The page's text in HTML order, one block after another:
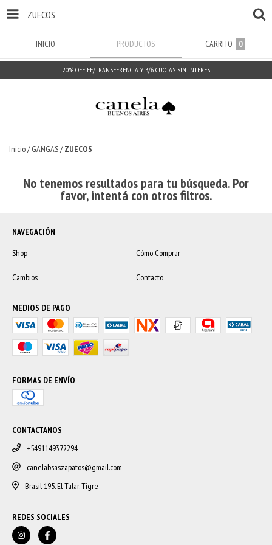
ZUECOS
INICIO PRODUCTOS CARRITO 0
20% OFF EF/TRANSFERENCIA Y 3/6 CUOTAS SIN INTERES
Inicio/ GANGAS/ ZUECOS
No tenemos resultados para tu búsqueda. Por
favor, intentá con otros filtros.
NAVEGACIÓN
Shop
Cómo Comprar
Cambios Contacto
MEDIOS DE PAGO
FORMAS DE ENVÍO
CONTACTANOS
+5491149372294
canelabsaszapatos@gmail.com
Brasil 195. El Talar. Tigre
REDES SOCIALES